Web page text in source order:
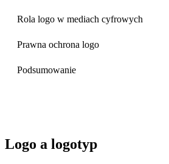
Rola logo w mediach cyfrowych
Prawna ochrona logo
Podsumowanie
Logo a logotyp